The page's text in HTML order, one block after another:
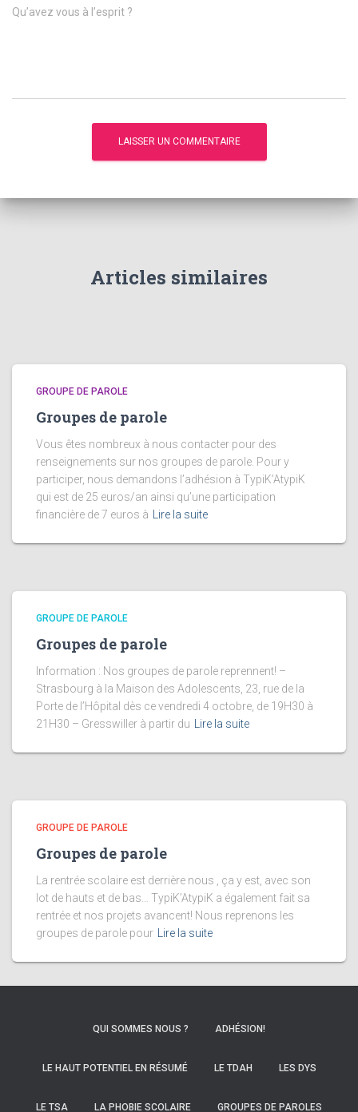
Qu’avez vous à l’esprit ?
Articles similaires
GROUPE DE PAROLE
Groupes de parole
Vous êtes nombreux à nous contacter pour des
renseignements sur nos groupes de parole. Pour y
participer, nous demandons l’adhésion à TypiK’AtypiK
qui est de 25 euros/an ainsi qu’une participation
financière de 7 euros à
Lire la suite
GROUPE DE PAROLE
Groupes de parole
Information : Nos groupes de parole reprennent! –
Strasbourg à la Maison des Adolescents, 23, rue de la
Porte de l’Hôpital dès ce vendredi 4 octobre, de 19H30 à
21H30 – Gresswiller à partir du
Lire la suite
GROUPE DE PAROLE
Groupes de parole
La rentrée scolaire est derrière nous , ça y est, avec son
lot de hauts et de bas… TypiK’AtypiK a également fait sa
rentrée et nos projets avancent! Nous reprenons les
groupes de parole pour
Lire la suite
QUI SOMMES NOUS ? ADHÉSION!
LE HAUT POTENTIEL EN RÉSUMÉ LE TDAH LES DYS
LE TSA LA PHOBIE SCOLAIRE GROUPES DE PAROLES